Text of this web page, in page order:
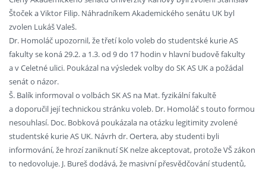
Štoček a Viktor Filip. Náhradníkem Akademického senátu UK byl
zvolen Lukáš Valeš.
Dr. Homoláč upozornil, že třetí kolo voleb do studentské kurie AS
fakulty se koná 29.2. a 1.3. od 9 do 17 hodin v hlavní budově fakulty
a v Celetné ulici. Poukázal na výsledek volby do SK AS UK a požádal
senát o názor.
Š. Balík informoval o volbách SK AS na Mat. fyzikální fakultě
a doporučil její technickou stránku voleb. Dr. Homoláč s touto formou
nesouhlasí. Doc. Bobková poukázala na otázku legitimity zvolené
studentské kurie AS UK. Návrh dr. Oertera, aby studenti byli
informování, že hrozí zaniknutí SK nelze akceptovat, protože VŠ zákon
to nedovoluje. J. Bureš dodává, že masivní přesvědčování studentů,